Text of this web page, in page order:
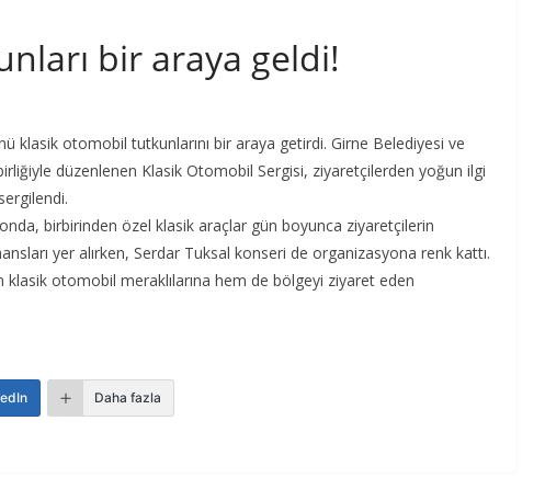
bir araya geldi!
klasik otomobil tutkunlarını bir araya getirdi. Girne Belediyesi ve
düzenlenen Klasik Otomobil Sergisi, ziyaretçilerden yoğun ilgi
birbirinden özel klasik araçlar gün boyunca ziyaretçilerin
yer alırken, Serdar Tuksal konseri de organizasyona renk kattı.
otomobil meraklılarına hem de bölgeyi ziyaret eden
Daha fazla